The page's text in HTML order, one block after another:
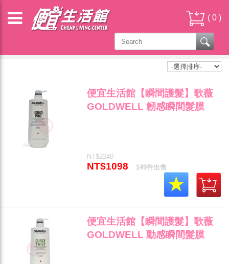
( 0 )
歌薇 / KMS / KERASILK - 瞬間護髮
便宜生活館【瞬間護髮】歌薇
GOLDWELL 韌感瞬間髮膜
NT$2240
NT$1098 149件出售
便宜生活館【瞬間護髮】歌薇
GOLDWELL 動感瞬間髮膜